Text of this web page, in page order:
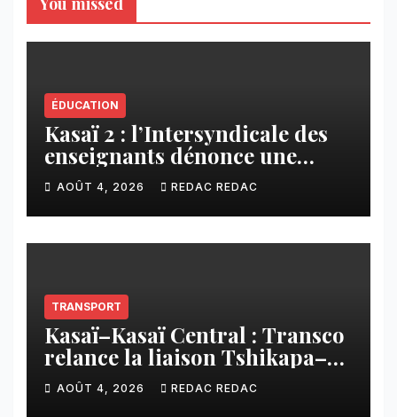
ÉDUCATION
Kasaï 2 : l’Intersyndicale des
enseignants dénonce une
contribution financière
imposée aux écoles de la
CNCA
AOÛT 4, 2026 REDAC REDAC
TRANSPORT
Kasaï–Kasaï Central : Transco
relance la liaison Tshikapa–
Tshiamu pour faciliter les
échanges
AOÛT 4, 2026 REDAC REDAC